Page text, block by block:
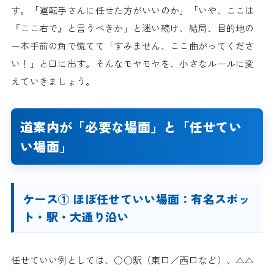
す。「運転手さんに任せた方がいいのか」「いや、ここは
『ここ右で』と言うべきか」と迷い続け、結局、目的地の
一本手前の角で慌てて「すみません、ここ曲がってくださ
い！」と口に出す。そんなモヤモヤを、小さなルールに変
えていきましょう。
道案内が「必要な場面」と「任せてい
い場面」
ケース① ほぼ任せていい場面：有名スポッ
ト・駅・大通り沿い
任せていい例としては、○○駅（東口／西口など）、△△